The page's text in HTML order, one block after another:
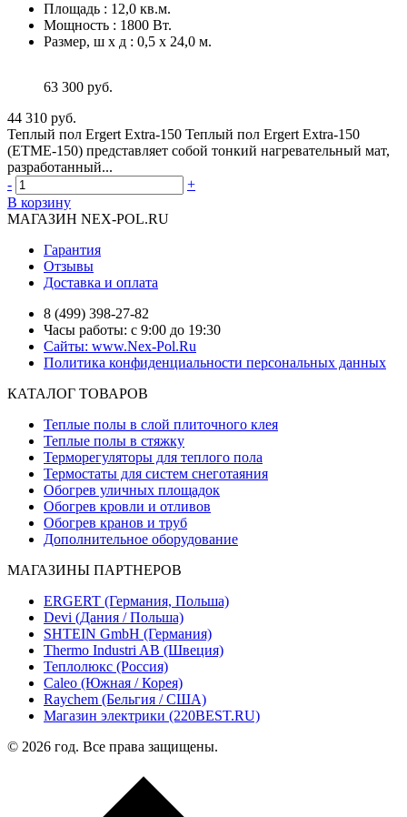
Площадь : 12,0 кв.м.
Мощность : 1800 Вт.
Размер, ш х д : 0,5 х 24,0 м.
63 300 руб.
44 310 руб.
Теплый пол Ergert Extra-150 Теплый пол Ergert Extra-150
(ETME-150) представляет собой тонкий нагревательный мат,
разработанный...
-
+
В корзину
МАГАЗИН NEX-POL.RU
Гарантия
Отзывы
Доставка и оплата
8 (499) 398-27-82
Часы работы: с 9:00 до 19:30
Сайты: www.Nex-Pol.Ru
Политика конфиденциальности персональных данных
КАТАЛОГ ТОВАРОВ
Теплые полы в слой плиточного клея
Теплые полы в стяжку
Терморегуляторы для теплого пола
Термостаты для систем снеготаяния
Обогрев уличных площадок
Обогрев кровли и отливов
Обогрев кранов и труб
Дополнительное оборудование
МАГАЗИНЫ ПАРТНЕРОВ
ERGERT (Германия, Польша)
Devi (Дания / Польша)
SHTEIN GmbH (Германия)
Thermo Industri AB (Швеция)
Теплолюкс (Россия)
Caleo (Южная / Корея)
Raychem (Бельгия / США)
Магазин электрики (220BEST.RU)
© 2026 год. Все права защищены.